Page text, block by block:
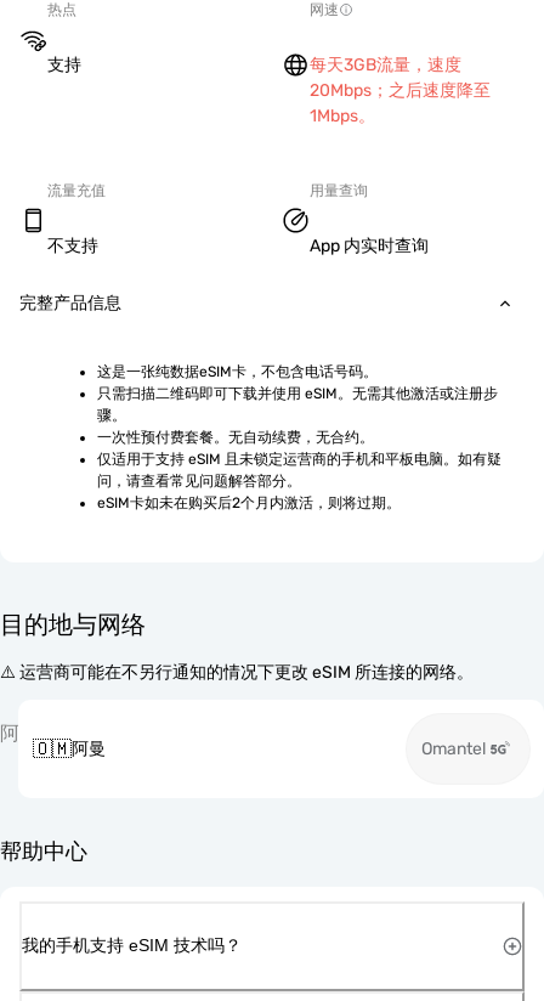
热点
支持
网速
每天3GB流量，速度
20Mbps；之后速度降至
1Mbps。
流量充值
不支持
用量查询
App 内实时查询
完整产品信息
这是一张纯数据eSIM卡，不包含电话号码。
只需扫描二维码即可下载并使用 eSIM。无需其他激活或注册步
骤。
一次性预付费套餐。无自动续费，无合约。
仅适用于支持 eSIM 且未锁定运营商的手机和平板电脑。如有疑
问，请查看常见问题解答部分。
eSIM卡如未在购买后2个月内激活，则将过期。
目的地与网络
⚠️ 运营商可能在不另行通知的情况下更改 eSIM 所连接的网络。
阿
🇴🇲阿曼 Omantel
帮助中心
我的手机支持 eSIM 技术吗？